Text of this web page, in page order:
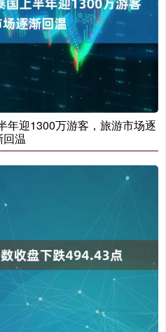
年迎1300万游客，旅游市场逐
回温